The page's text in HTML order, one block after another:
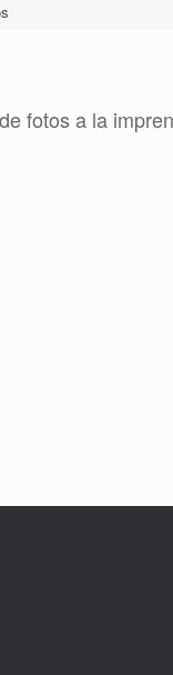
fotos a la